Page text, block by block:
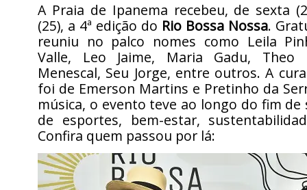
A Praia de Ipanema recebeu, de sexta
(25), a 4ª edição do Rio Bossa Nossa.
reuniu no palco nomes como Leila
Valle, Leo Jaime, Maria Gadu, Theo
Menescal, Seu Jorge, entre outros. A
foi de Emerson Martins e Pretinho da
música, o evento teve ao longo do fim de
de esportes, bem-estar,
Confira quem passou por lá: